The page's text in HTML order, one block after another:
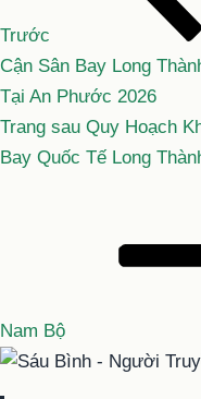
viết
Trước
Cận Sân Bay Long
Tại An Phước 2026
Bài
tiếp
Trang sau Quy Hoạch
Bay Quốc Tế Long
Nam Bộ